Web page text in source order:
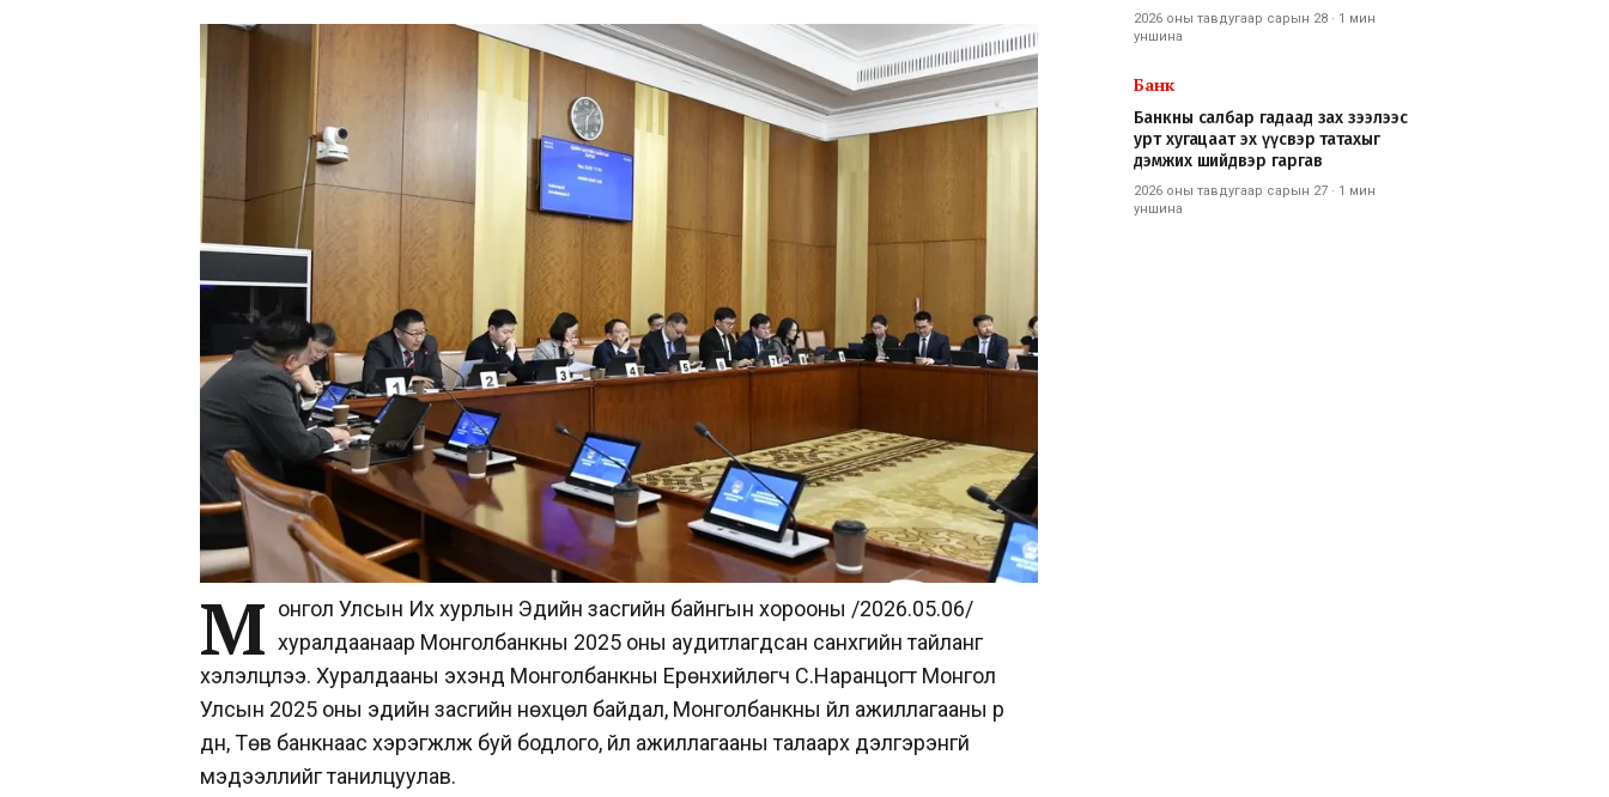
М онгол Улсын Их хурлын Эдийн засгийн байнгын хорооны /2026.05.06/
хуралдаанаар Монголбанкны 2025 оны аудитлагдсан санхүүгийн тайланг
хэлэлцлээ. Хуралдааны эхэнд Монголбанкны Ерөнхийлөгч С.Наранцогт Монгол
Улсын 2025 оны эдийн засгийн нөхцөл байдал, Монголбанкны үйл ажиллагааны үр
дүн, Төв банкнаас хэрэгжүүлж буй бодлого, үйл ажиллагааны талаарх дэлгэрэнгүй
мэдээллийг танилцуулав.
2026 оны тавдугаар сарын 28 · 1 мин
уншина
Банк
Банкны салбар гадаад зах зээлээс
урт хугацаат эх үүсвэр татахыг
дэмжих шийдвэр гаргав
2026 оны тавдугаар сарын 27 · 1 мин
уншина